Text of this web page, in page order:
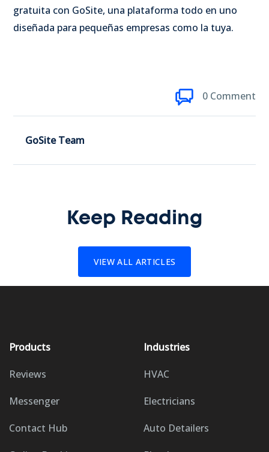
gratuita con GoSite, una plataforma todo en uno
diseñada para pequeñas empresas como la tuya.
0 Comment
GoSite Team
Keep Reading
VIEW ALL ARTICLES
Products
Reviews
Messenger
Contact Hub
Industries
HVAC
Electricians
Auto Detailers